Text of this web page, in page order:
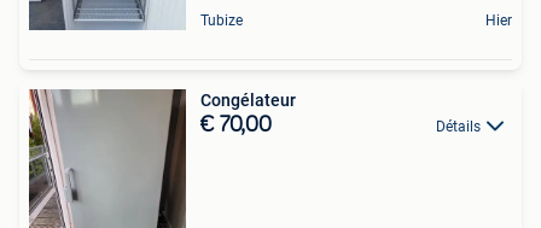
Tubize Hier
Congélateur
€ 70,00 Détails